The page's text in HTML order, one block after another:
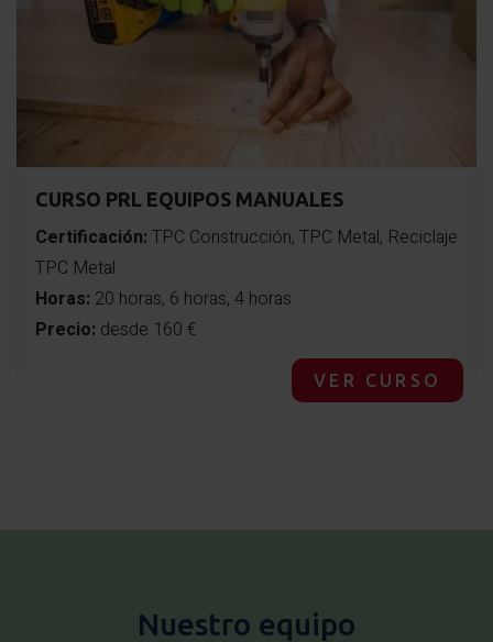
CURSO PRL EQUIPOS MANUALES
Certificación: TPC Construcción, TPC Metal, Reciclaje
TPC Metal
Horas: 20 horas, 6 horas, 4 horas
Precio: desde 160 €
VER CURSO
Nuestro equipo